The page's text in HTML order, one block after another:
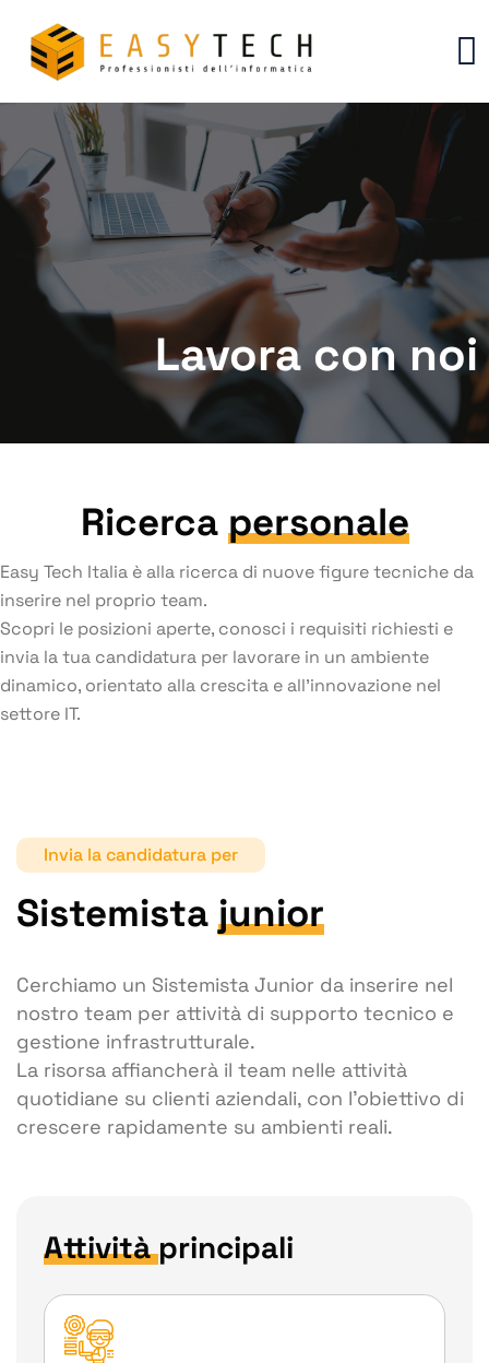
Lavora con noi
Ricerca personale
Easy Tech Italia è alla ricerca di nuove figure tecniche da
inserire nel proprio team.
Scopri le posizioni aperte, conosci i requisiti richiesti e
invia la tua candidatura per lavorare in un ambiente
dinamico, orientato alla crescita e all’innovazione nel
settore IT.
Invia la candidatura per
Sistemista junior
Cerchiamo un Sistemista Junior da inserire nel
nostro team per attività di supporto tecnico e
gestione infrastrutturale.
La risorsa affiancherà il team nelle attività
quotidiane su clienti aziendali, con l’obiettivo di
crescere rapidamente su ambienti reali.
Attivitàprincipali